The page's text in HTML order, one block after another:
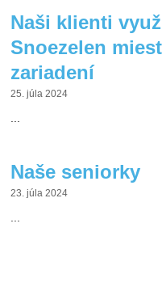
Naši klienti
Snoezelen
zariadení
25. júla 2024
Naše seniorky
23. júla 2024